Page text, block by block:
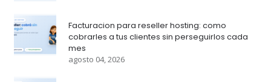
Facturacion para reseller hosting: como
cobrarles a tus clientes sin perseguirlos cada
mes
agosto 04, 2026